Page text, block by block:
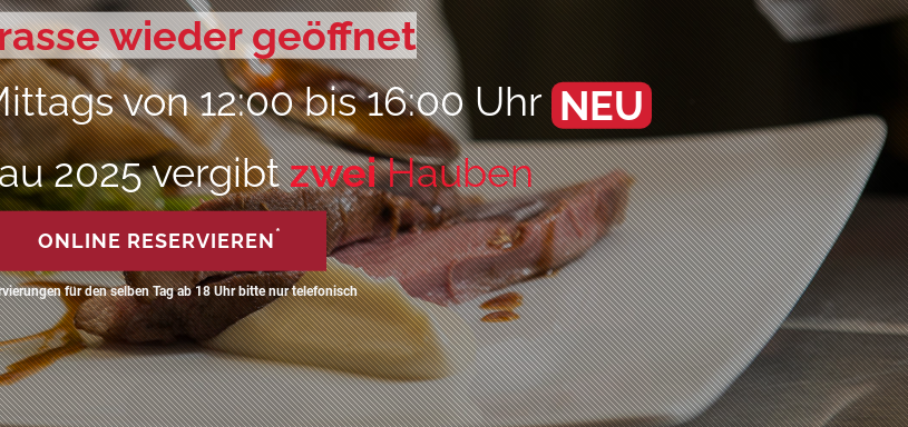
wieder geöffnet
von 12:00 bis 16:00 Uhr NEU
2025 vergibtzweiHauben
ONLINE RESERVIEREN*
für den selben Tag ab 18 Uhr bitte nur telefonisch